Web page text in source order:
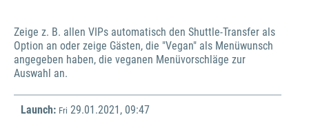
Zeige z. B. allen VIPs automatisch den Shuttle-Transfer als
Option an oder zeige Gästen, die "Vegan" als Menüwunsch
angegeben haben, die veganen Menüvorschläge zur
Auswahl an.
Launch: Fri 29.01.2021, 09:47